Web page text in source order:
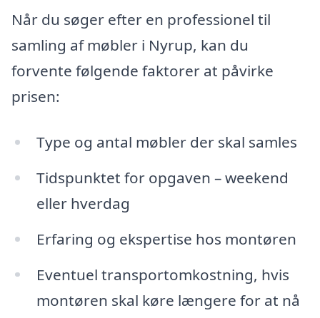
Når du søger efter en professionel til
samling af møbler i Nyrup, kan du
forvente følgende faktorer at påvirke
prisen:
Type og antal møbler der skal samles
Tidspunktet for opgaven – weekend
eller hverdag
Erfaring og ekspertise hos montøren
Eventuel transportomkostning, hvis
montøren skal køre længere for at nå